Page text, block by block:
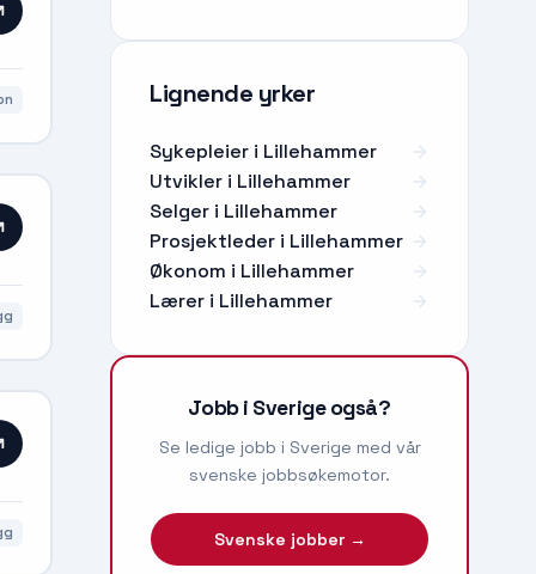
Lignende yrker
Sykepleier i Lillehammer
Utvikler i Lillehammer
Selger i Lillehammer
Prosjektleder i Lillehammer
Økonom i Lillehammer
Lærer i Lillehammer
Jobb i Sverige også?
Se ledige jobb i Sverige med vår
svenske jobbsøkemotor.
Svenske jobber →